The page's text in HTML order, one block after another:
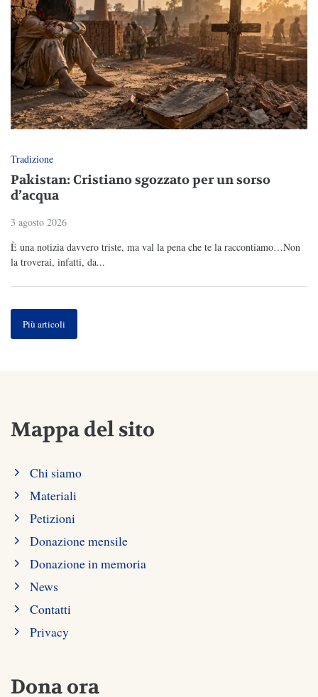
Tradizione
Pakistan: Cristiano sgozzato per un sorso
d’acqua
3 agosto 2026
È una notizia davvero triste, ma val la pena che te la raccontiamo…Non
la troverai, infatti, da...
Più articoli
Mappa del sito
Chi siamo
Materiali
Petizioni
Donazione mensile
Donazione in memoria
News
Contatti
Privacy
Dona ora